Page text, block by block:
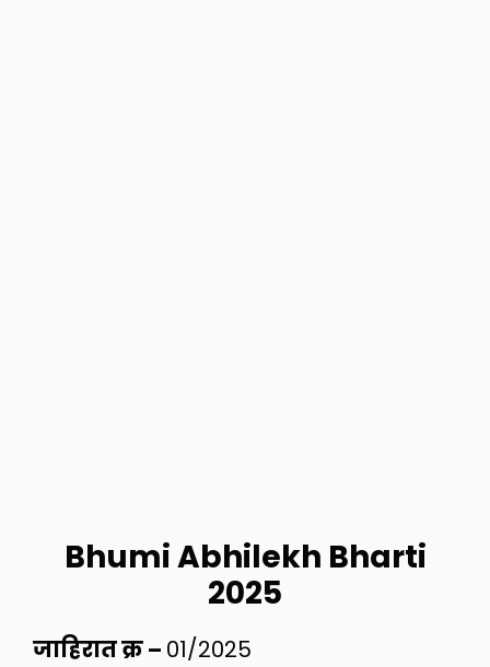
Bhumi Abhilekh Bharti
2025
जाहिरात क्र – 01/2025